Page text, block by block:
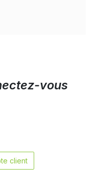
vous
client